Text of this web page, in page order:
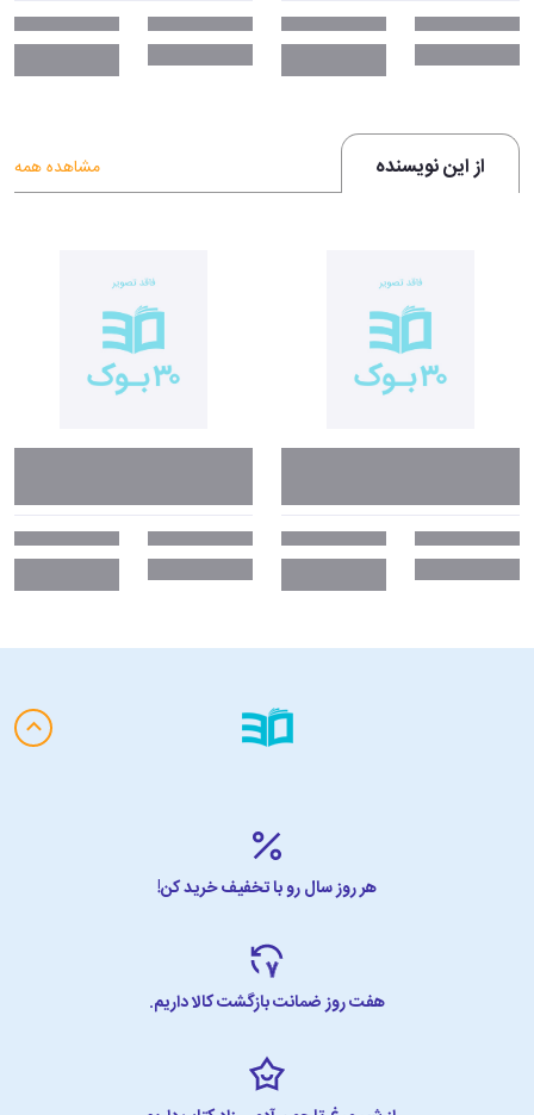
از این نویسنده مشاهده همه
هر روز سال رو با تخفیف خرید کن!
هفت روز ضمانت بازگشت کالا داریم.